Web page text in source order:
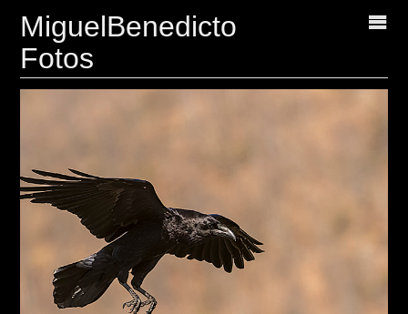
MiguelBenedicto
Fotos